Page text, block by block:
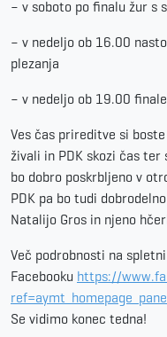
– v soboto po finalu žur s
– v nedeljo ob 16.00
plezanja
– v nedeljo ob 19.00
Ves čas prireditve si
živali in PDK skozi čas
bo dobro poskrbljeno v
PDK pa bo tudi
Natalijo Gros in njeno
Več podrobnosti na
Facebooku https://
ref=aymt_
Se vidimo konec tedna!